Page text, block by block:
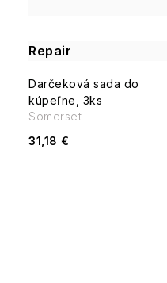
Repair
Darčeková sada do
kúpeľne, 3ks
31,18 €
Somerset